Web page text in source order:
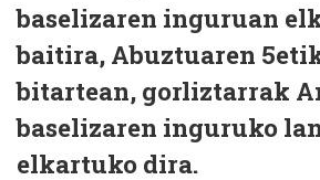
baselizaren inguruan
baitira, Abuztuaren
bitartean, gorliztarrak
baselizaren inguruko
elkartuko dira.